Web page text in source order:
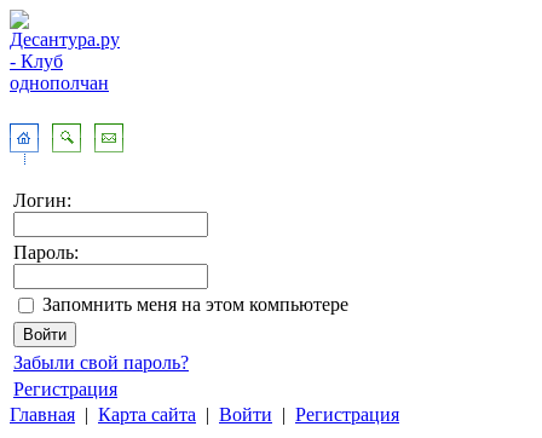
Логин:
Пароль:
Запомнить меня на этом компьютере
Забыли свой пароль?
Регистрация
Главная | Карта сайта | Войти | Регистрация